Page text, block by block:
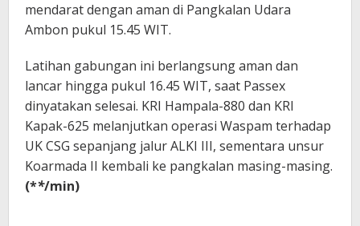
mendarat dengan aman di Pangkalan Udara
Ambon pukul 15.45 WIT.
Latihan gabungan ini berlangsung aman dan
lancar hingga pukul 16.45 WIT, saat Passex
dinyatakan selesai. KRI Hampala-880 dan KRI
Kapak-625 melanjutkan operasi Waspam terhadap
UK CSG sepanjang jalur ALKI III, sementara unsur
Koarmada II kembali ke pangkalan masing-masing.
(**/min)